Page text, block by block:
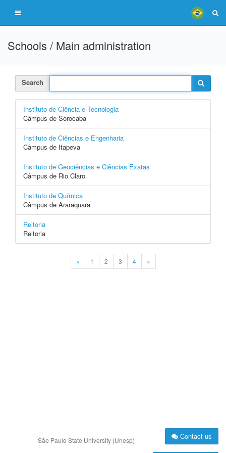
Schools / Main administration
Search
Instituto de Ciência e Tecnologia
Câmpus de Sorocaba
Instituto de Ciências e Engenharia
Câmpus de Itapeva
Instituto de Geociências e Ciências Exatas
Câmpus de Rio Claro
Instituto de Química
Câmpus de Araraquara
Reitoria
Reitoria
« 1 2 3 4 »
São Paulo State University (Unesp) Contact us